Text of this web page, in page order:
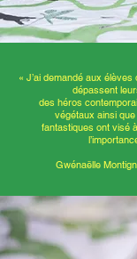
« J’ai demandé aux élèves
dépassent
des héros
végétaux ainsi
fantastiques ont visé
Gwénaëlle